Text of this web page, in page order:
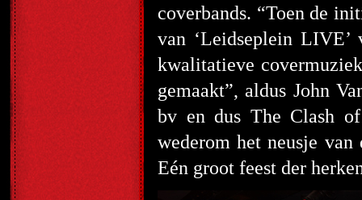
coverbands. “Toen de
van ‘Leidseplein LIVE’
kwalitatieve
gemaakt”, aldus John
bv en dus The Clash
wederom het neusje van
Eén groot feest der